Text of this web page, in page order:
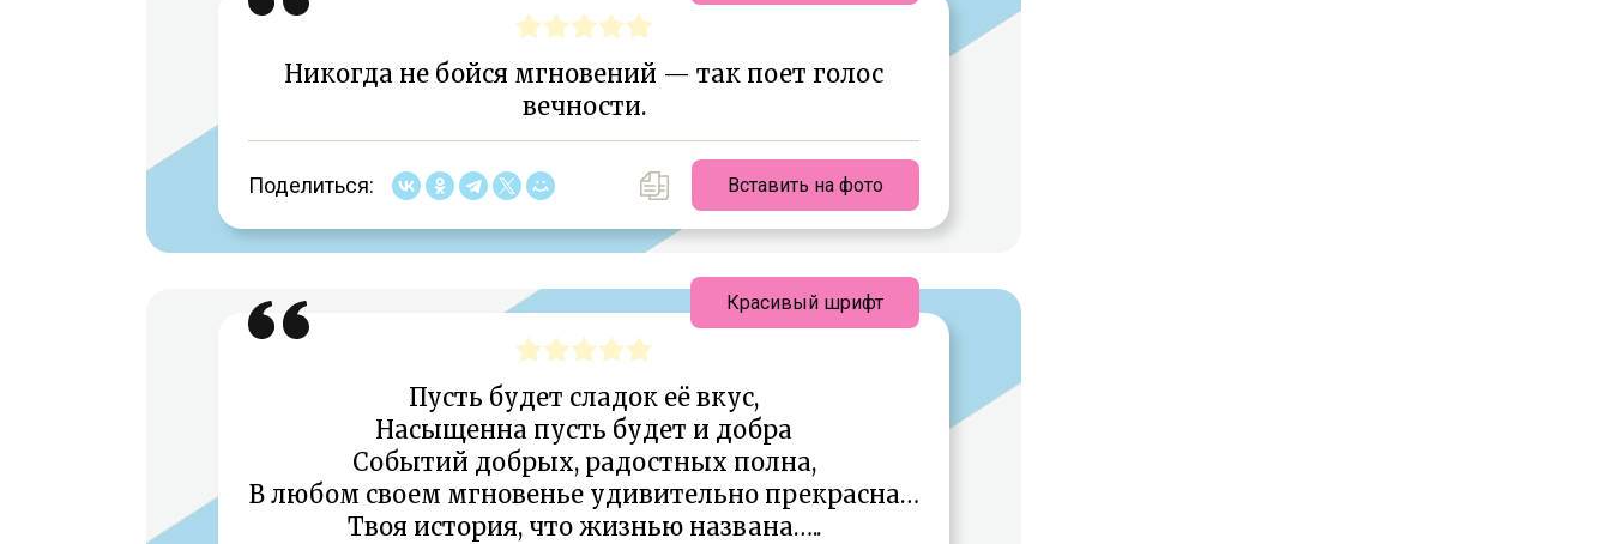
Никогда не бойся мгновений — так поет голос
вечности.
Поделиться: Вставить на фото
Пусть будет сладок её вкус,
Насыщенна пусть будет и добра
Событий добрых, радостных полна,
В любом своем мгновенье удивительно прекрасна…
Твоя история, что жизнью названа…..
Красивый шрифт